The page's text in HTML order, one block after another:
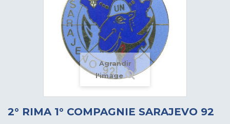
Agrandir
l'image
2° RIMA 1° COMPAGNIE SARAJEVO 92